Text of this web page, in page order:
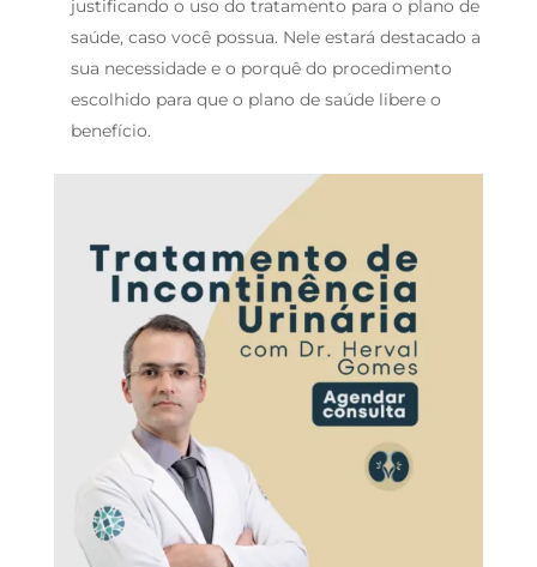
justificando o uso do tratamento para o plano de
saúde, caso você possua. Nele estará destacado a
sua necessidade e o porquê do procedimento
escolhido para que o plano de saúde libere o
benefício.